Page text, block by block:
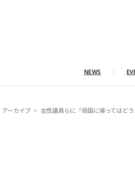
NEWS
アーカイブ 女性議員らに「母国に帰ってはど